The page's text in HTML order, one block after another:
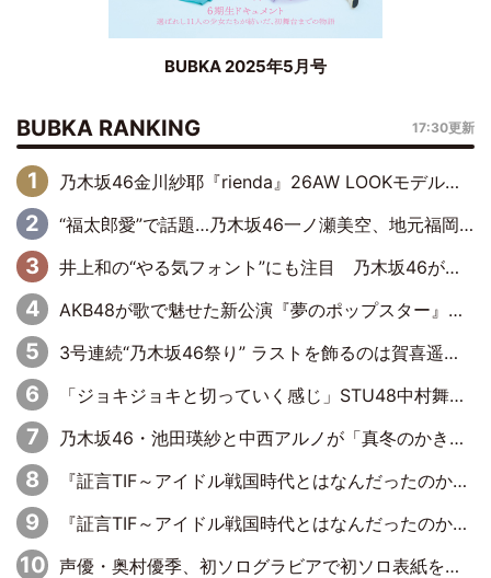
BUBKA 2025年5月号
BUBKA RANKING 17:30更新
乃木坂46金川紗耶『rienda』26AW LOOKモデルに就任
“福太郎愛”で話題…乃木坂46一ノ瀬美空、地元福岡『めんべい25周年トップサポーター』に就任
井上和の“やる気フォント”にも注目 乃木坂46が挑んだ書道パフォーマンスの舞台裏
AKB48が歌で魅せた新公演『夢のポップスター』 初日から全身全霊のステージ
3号連続“乃木坂46祭り” ラストを飾るのは賀喜遥香…5年ぶりの登場に「5年分大人になった私を見ていただけたら」
「ジョキジョキと切っていく感じ」STU48中村舞、新しい挑戦は自らの手で
乃木坂46・池田瑛紗と中西アルノが「真冬のかき氷」騒動で火花散らす！ 因縁の裏にあるのは、逆境をともに“凌”ぐ似た者同士の絆
『証言TIF～アイドル戦国時代とはなんだったのか～』第11回：私立恵比寿中学・真山りか×安本彩花「TIFで10年ぶりのキョンシーメイクをしたら、場を完全に引かせてしまって。時代が変わったんだなって」
『証言TIF～アイドル戦国時代とはなんだったのか～』第6回：でんぱ組.inc・古川未鈴×相沢梨紗「『ハロプロやりたかったな』って言ったら、夢眠ねむさんに『てめえはでんぱ組．incなんだよ！』って肩パンされて(笑)」
声優・奥村優季、初ソログラビアで初ソロ表紙を飾る！ 初めて見せる表情や、声優を志したきっかけなどを語った必読のインタビューを掲載